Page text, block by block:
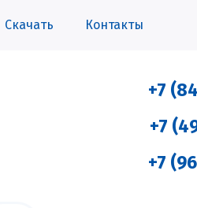
Скачать Контакты
+7
+7
+7